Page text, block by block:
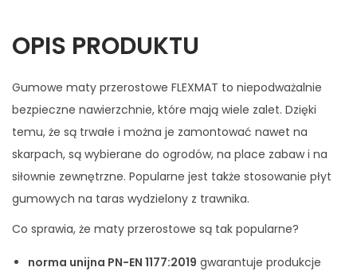
OPIS PRODUKTU
Gumowe maty przerostowe FLEXMAT to niepodważalnie
bezpieczne nawierzchnie, które mają wiele zalet. Dzięki
temu, że są trwałe i można je zamontować nawet na
skarpach, są wybierane do ogrodów, na place zabaw i na
siłownie zewnętrzne. Popularne jest także stosowanie płyt
gumowych na taras wydzielony z trawnika.
Co sprawia, że maty przerostowe są tak popularne?
norma unijna PN-EN 1177:2019 gwarantuje produkcje